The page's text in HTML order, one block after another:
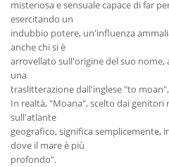
misteriosa e sensuale capace di far
esercitando un
indubbio potere, un'influenza
anche chi si è
arrovellato sull'origine del suo nome,
una
traslitterazione dall'inglese "to
In realtà, "Moana", scelto dai
sull'atlante
geografico, significa semplicemente,
dove il mare è più
profondo".